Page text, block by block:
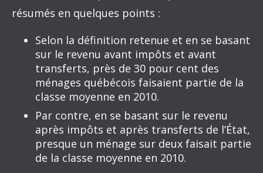
résumés en quelques points :
Selon la définition retenue et en se basant
sur le revenu avant impôts et avant
transferts, près de 30 pour cent des
ménages québécois faisaient partie de la
classe moyenne en 2010.
Par contre, en se basant sur le revenu
après impôts et après transferts de l’État,
presque un ménage sur deux faisait partie
de la classe moyenne en 2010.